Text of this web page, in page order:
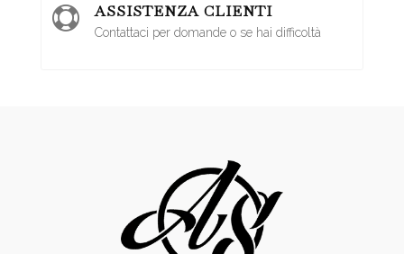
 ASSISTENZA CLIENTI
Contattaci per domande o se hai difficoltà